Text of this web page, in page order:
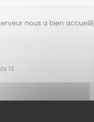
nous a bien
13
2